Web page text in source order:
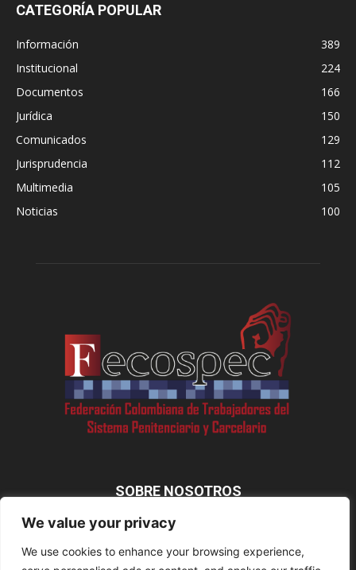
We value your privacy
We use cookies to enhance your browsing experience,
CATEGORÍA POPULAR
Información
389
Institucional
224
Documentos
166
Jurídica
150
Comunicados
129
Jurisprudencia
112
Multimedia
105
Noticias
100
SOBRE NOSOTROS
SÍGUENOS